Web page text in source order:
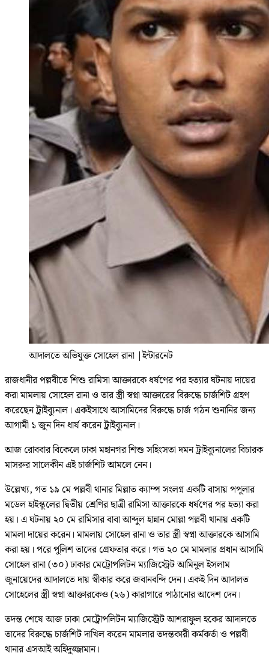
আদালতে অভিযুক্ত সোহেল রানা |ইন্টারনেট
রাজধানীর পল্লবীতে শিশু রামিসা আক্তারকে ধর্ষণের পর হত্যার ঘটনায় দায়ের
করা মামলায় সোহেল রানা ও তার স্ত্রী স্বপ্না আক্তারের বিরুদ্ধে চার্জশিট গ্রহণ
করেছেন ট্রাইব্যুনাল। একইসাথে আসামিদের বিরুদ্ধে চার্জ গঠন শুনানির জন্য
আগামী ১ জুন দিন ধার্য করেন ট্রাইব্যুনাল।
আজ রোববার বিকেলে ঢাকা মহানগর শিশু সহিংসতা দমন ট্রাইব্যুনালের বিচারক
মাসরুর সালেকীন এই চার্জশিট আমলে নেন।
উল্লেখ্য, গত ১৯ মে পল্লবী থানার মিল্লাত ক্যাম্প সংলগ্ন একটি বাসায় পপুলার
মডেল হাইস্কুলের দ্বিতীয় শ্রেণির ছাত্রী রামিসা আক্তারকে ধর্ষণের পর হত্যা করা
হয়। এ ঘটনায় ২০ মে রামিসার বাবা আব্দুল হান্নান মোল্লা পল্লবী থানায় একটি
মামলা দায়ের করেন। মামলায় সোহেল রানা ও তার স্ত্রী স্বপ্না আক্তারকে আসামি
করা হয়। পরে পুলিশ তাদের গ্রেফতার করে। গত ২০ মে মামলার প্রধান আসামি
সোহেল রানা (৩০) ঢাকার মেট্রোপলিটন ম্যাজিস্ট্রেট আমিনুল ইসলাম
জুনায়েদের আদালতে দায় স্বীকার করে জবানবন্দি দেন। একই দিন আদালত
সোহেলের স্ত্রী স্বপ্না আক্তারকেও (২৬) কারাগারে পাঠানোর আদেশ দেন।
তদন্ত শেষে আজ ঢাকা মেট্রোপলিটন ম্যাজিস্ট্রেট আশরাফুল হকের আদালতে
তাদের বিরুদ্ধে চার্জশিট দাখিল করেন মামলার তদন্তকারী কর্মকর্তা ও পল্লবী
থানার এসআই অহিদুজ্জামান।